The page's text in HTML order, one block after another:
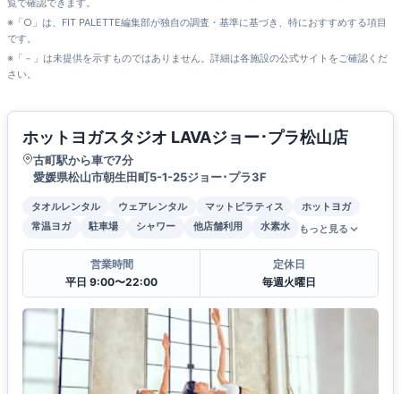
覧で確認できます。
※「○」は、FIT PALETTE編集部が独自の調査・基準に基づき、特におすすめする項目
です。
※「－」は未提供を示すものではありません。詳細は各施設の公式サイトをご確認くだ
さい。
ホットヨガスタジオ LAVAジョー･プラ松山店
古町駅から車で7分
愛媛県松山市朝生田町5-1-25ジョー･プラ3F
タオルレンタル ウェアレンタル マットピラティス
ホットヨガ
常温ヨガ
駐車場 シャワー 他店舗利用 水素水 もっと見る
営業時間
平日 9:00〜22:00
定休日
毎週火曜日